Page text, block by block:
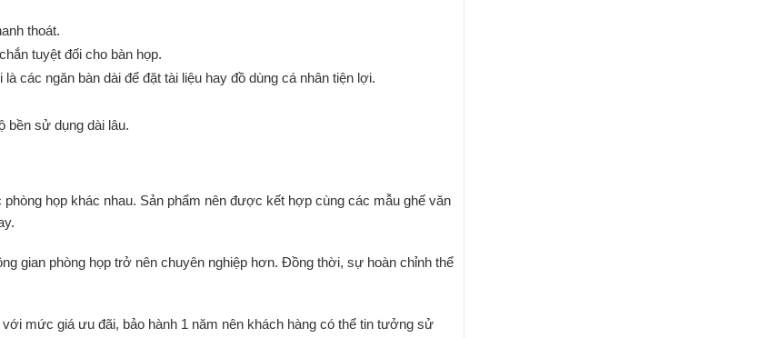
thoát.
tuyệt đối cho bàn họp.
các ngăn bàn dài để đặt tài liệu hay đồ dùng cá nhân tiện lợi.
bền sử dụng dài lâu.
họp khác nhau. Sản phẩm nên được kết hợp cùng các mẫu ghế văn
gian phòng họp trở nên chuyên nghiệp hơn. Đồng thời, sự hoàn chỉnh thể
với mức giá ưu đãi, bảo hành 1 năm nên khách hàng có thể tin tưởng sử